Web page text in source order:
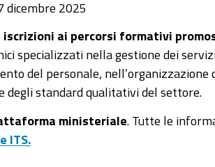
dicembre 2025
iscrizioni ai percorsi formativi
specializzati nella gestione dei
del personale, nell’organizzazione
degli standard qualitativi del settore.
ministeriale . Tutte le
ITS.